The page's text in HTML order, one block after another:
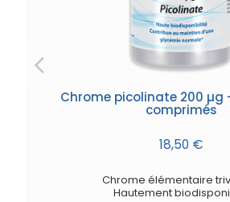
Chrome picolinate 200 µg
comprimés
18,50 €
Chrome élémentaire
Hautement